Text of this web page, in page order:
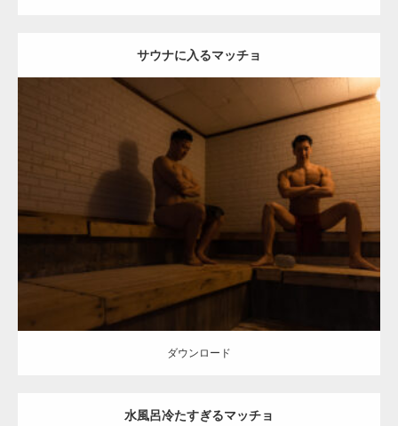
サウナに入るマッチョ
Update:
皇子原温泉のマッチョ（宮崎県高原町）
オレンジの人
AKIHITO(細マッチョ) TOSHI(大胸筋) 高原町（宮崎）
ダウンロード
ダウンロード
水風呂冷たすぎるマッチョ